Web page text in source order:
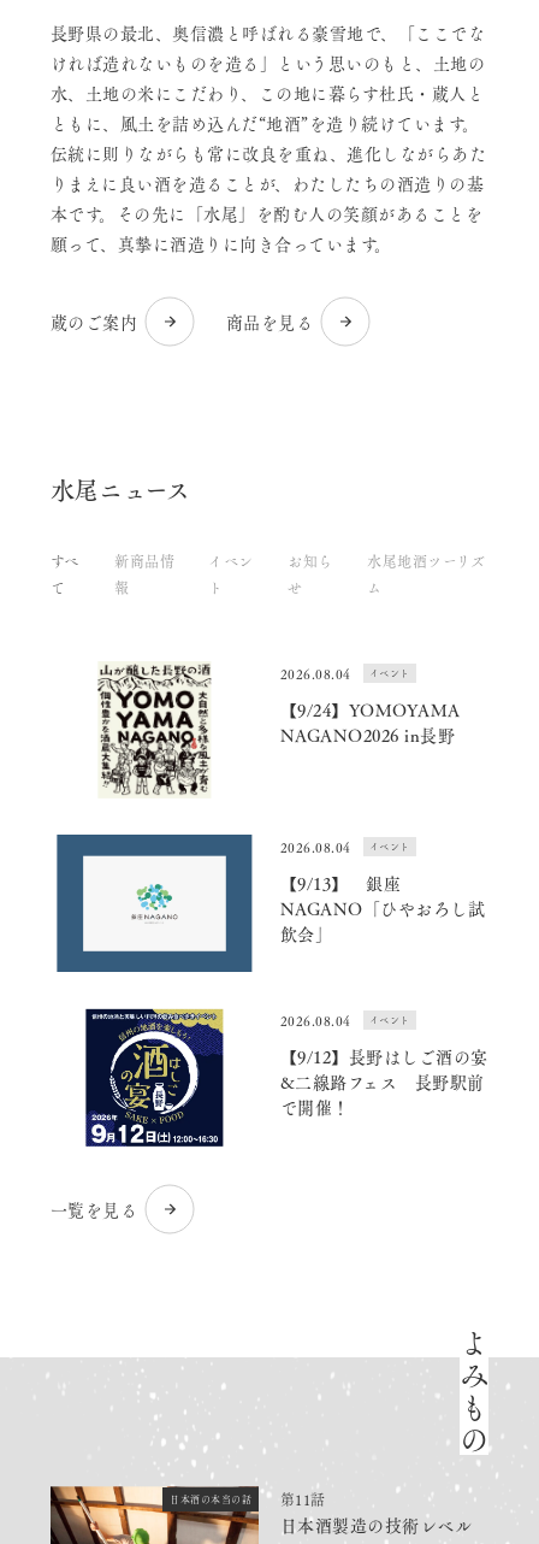
長野県の最北、奥信濃と呼ばれる豪雪地で、「ここでな
ければ造れないものを造る」という思いのもと、土地の
水、土地の米にこだわり、この地に暮らす杜氏・蔵人と
ともに、風土を詰め込んだ“地酒”を造り続けています。
伝統に則りながらも常に改良を重ね、進化しながらあた
りまえに良い酒を造ることが、わたしたちの酒造りの基
本です。その先に「水尾」を酌む人の笑顔があることを
願って、真摯に酒造りに向き合っています。
蔵のご案内 商品を見る
水尾ニュース
すべ
て
新商品情
報
イベン
ト
お知ら
せ
水尾地酒ツーリズ
ム
2026.08.04 イベント
【9/24】YOMOYAMA
NAGANO2026 in長野
2026.08.04 イベント
【9/13】 銀座
NAGANO「ひやおろし試
飲会」
2026.08.04 イベント
【9/12】長野はしご酒の宴
&二線路フェス 長野駅前
で開催！
一覧を見る
よみもの
日本酒の本当の話 第11話
日本酒製造の技術レベル